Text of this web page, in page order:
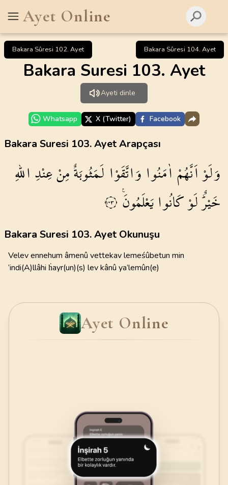
Ayet Online
Bakara Sûresi 102. Ayet Bakara Sûresi 104. Ayet
Bakara Suresi 103. Ayet
Ayeti dinle
Whatsapp X (Twitter) Facebook
Bakara Suresi 103. Ayet Arapçası
وَلَوْاَنَّهُمْاٰمَنُوا وَاتَّقَوْا لَمَثُوبَةٌمِنْعِنْدِاللّٰهِ
خَيْرٌۜلَوْكَانُوايَعْلَمُونَ۟ ١٠٣
Bakara Suresi 103. Ayet Okunuşu
Velev ennehum âmenû vettekav lemeśûbetun min
‘indi(A)llâhi ḣayr(un)(s) lev kânû ya’lemûn(e)
Ayet Online